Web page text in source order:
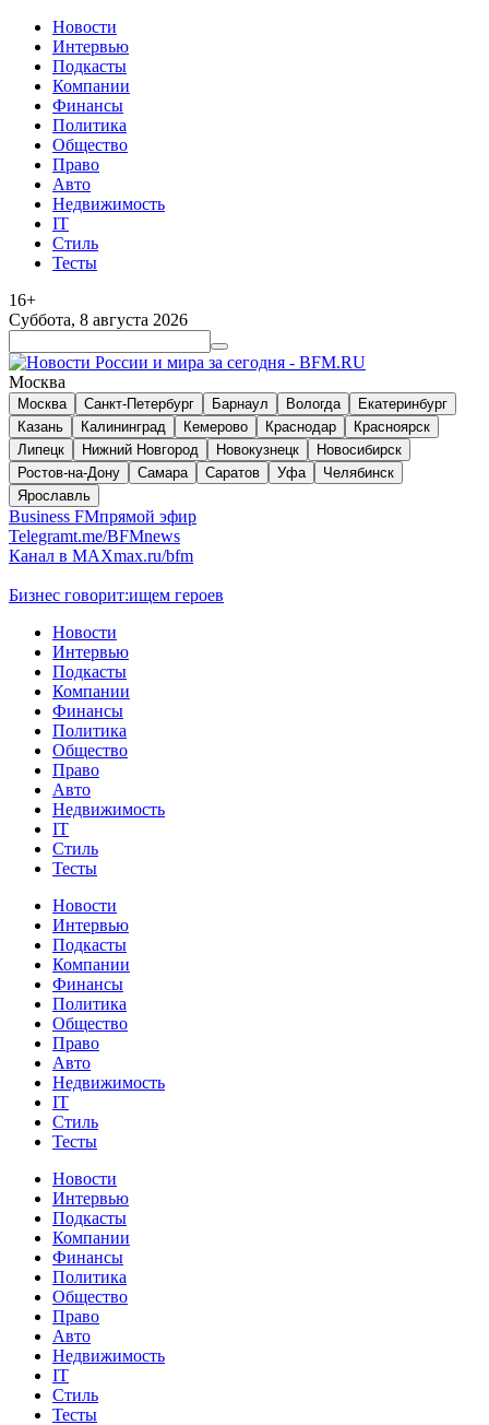
Новости
Интервью
Подкасты
Компании
Финансы
Политика
Общество
Право
Авто
Недвижимость
IT
Стиль
Тесты
16+
Суббота, 8 августа 2026
Москва
Москва Санкт-Петербург Барнаул Вологда
Екатеринбург
Казань
Калининград Кемерово Краснодар
Красноярск
Липецк
Нижний Новгород Новокузнецк
Новосибирск
Ростов-на-Дону
Самара Саратов Уфа
Челябинск
Ярославль
Business FMпрямой эфир
Telegramt.me/BFMnews
Канал в MAXmax.ru/bfm
Бизнес говорит:ищем героев
Новости
Интервью
Подкасты
Компании
Финансы
Политика
Общество
Право
Авто
Недвижимость
IT
Стиль
Тесты
Новости
Интервью
Подкасты
Компании
Финансы
Политика
Общество
Право
Авто
Недвижимость
IT
Стиль
Тесты
Новости
Интервью
Подкасты
Компании
Финансы
Политика
Общество
Право
Авто
Недвижимость
IT
Стиль
Тесты